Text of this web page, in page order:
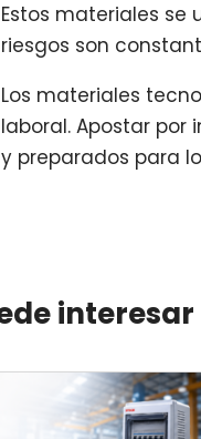
Estos materiales se
riesgos son
Los materiales
laboral. Apostar
y preparados para
interesar